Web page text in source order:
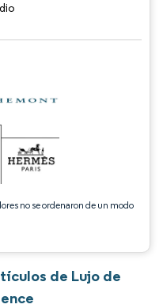
no se ordenaron de un modo
atribución según CC BY 4.0.
de Lujo de